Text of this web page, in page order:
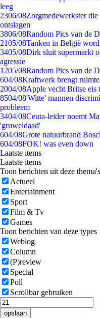
leeg
2306/08Zorgmedewerkster
ontslagen
3806/08Random Pics van de
2105/08Tanken in België
3405/08Dirk sluit supermarkt
agressie
1205/08Random Pics van de
604/08Kraftwerk brengt
2004/08Apple vecht Britse eis
8504/08'Witte' mannen
probleem
3404/08Ceuta-leider noemt
'gruweldaad'
604/08Grote natuurbrand
604/08FOK! was even down
Laatste items
Laatste items
Toon berichten uit deze thema's
Actueel
Entertainment
Sport
Film & Tv
Games
Toon berichten van deze types
Weblog
Column
(P)review
Special
Poll
Scrollbar gebruiken
opslaan